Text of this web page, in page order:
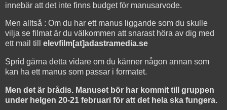
innebär att det inte finns budget för manusarvode.
Men alltså : Om du har ett manus liggande som du skulle
vilja se filmat är du välkommen att snarast höra av dig med
ett mail till elevfilm[at]adastramedia.se
Sprid gärna detta vidare om du känner någon annan som
kan ha ett manus som passar i formatet.
Men det är brådis. Manuset bör har kommit till gruppen
under helgen 20-21 februari för att det hela ska fungera.